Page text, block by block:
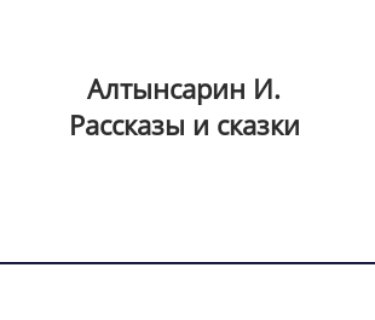
Алтынсарин И.
Рассказы и сказки